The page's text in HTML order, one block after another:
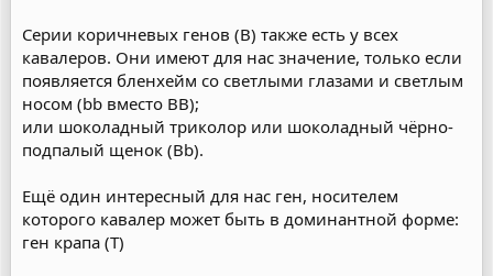
Серии коричневых генов (В) также есть у всех
кавалеров. Они имеют для нас значение, только если
появляется бленхейм со светлыми глазами и светлым
носом (bb вместо BB);
или шоколадный триколор или шоколадный чёрно-
подпалый щенок (Bb).
Ещё один интересный для нас ген, носителем
которого кавалер может быть в доминантной форме:
ген крапа (Т)